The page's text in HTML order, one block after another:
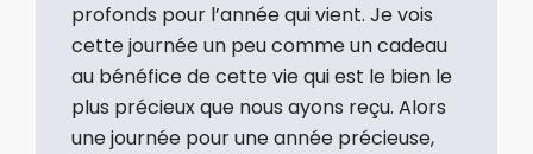
profonds pour l’année qui vient. Je vois
cette journée un peu comme un cadeau
au bénéfice de cette vie qui est le bien le
plus précieux que nous ayons reçu. Alors
une journée pour une année précieuse,